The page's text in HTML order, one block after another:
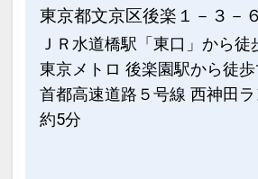
東京都文京区後楽１－３－
ＪＲ水道橋駅「東口」から徒
東京メトロ 後楽園駅から徒
首都高速道路５号線 西神田
約5分